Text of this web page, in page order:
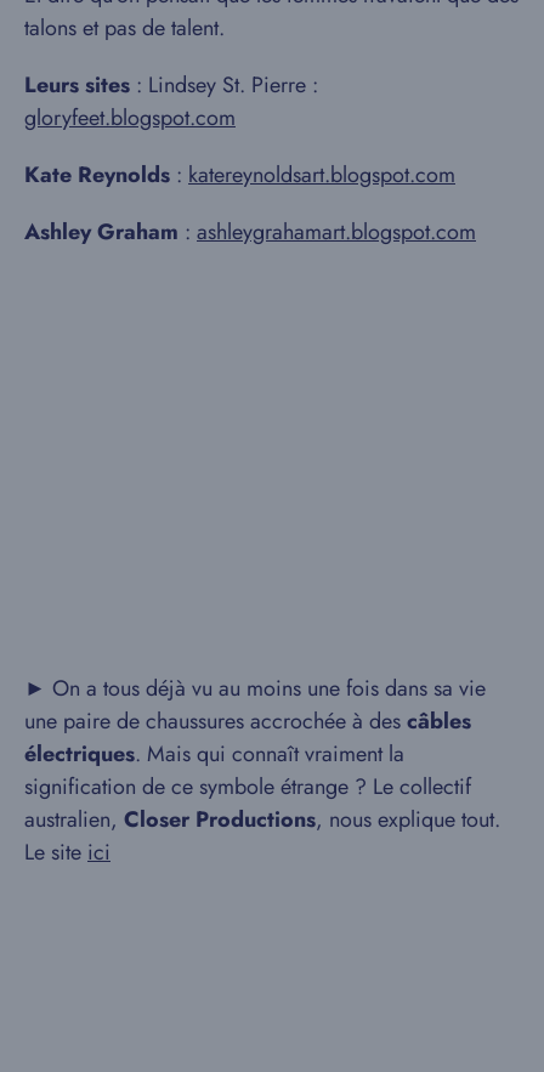
talons et pas de talent.
Leurs sites : Lindsey St. Pierre :
gloryfeet.blogspot.com
Kate Reynolds : katereynoldsart.blogspot.com
Ashley Graham : ashleygrahamart.blogspot.com
► On a tous déjà vu au moins une fois dans sa vie
une paire de chaussures accrochée à descâbles
électriques. Mais qui connaît vraiment la
signification de ce symbole étrange ? Le collectif
australien, Closer Productions, nous explique tout.
Le site ici